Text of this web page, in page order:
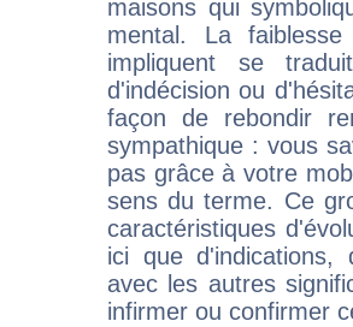
maisons qui
mental. La
impliquent se
d'indécision ou
façon de rebondir
sympathique : vous
pas grâce à votre
sens du terme. Ce
caractéristiques
ici que d'indications,
avec les autres
infirmer ou confirmer